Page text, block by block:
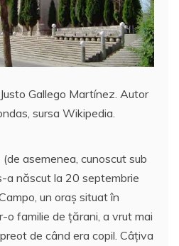
Gallego Martínez. Autor
sursa Wikipedia.
asemenea, cunoscut sub
a născut la 20 septembrie
un oraș situat în
o familie de țărani, a vrut mai
de când era copil. Câțiva